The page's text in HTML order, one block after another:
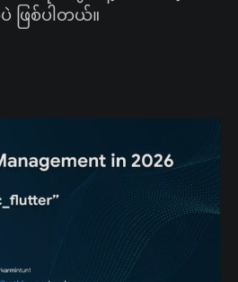
ဖြစ်ပါတယ်။